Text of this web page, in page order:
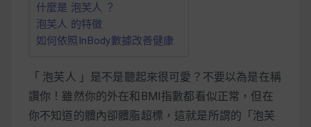
減醣食材推薦
減醣料理食譜
什麼是 泡芙人 ？
泡芙人 的特徵
如何依照InBody數據改善健康
「 泡芙人 」是不是聽起來很可愛？不要以為是在稱
讚你！雖然你的外在和BMI指數都看似正常，但在
你不知道的體內卻體脂超標，這就是所謂的「泡芙